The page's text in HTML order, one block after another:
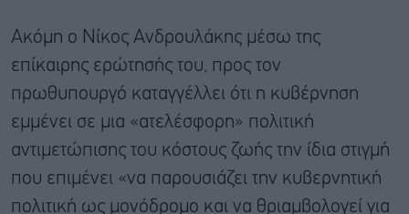
Ακόμη ο Νίκος Ανδρουλάκης μέσω της
επίκαιρης ερώτησής του, προς τον
πρωθυπουργό καταγγέλλει ότι η κυβέρνηση
εμμένει σε μια «ατελέσφορη» πολιτική
αντιμετώπισης του κόστους ζωής την ίδια στιγμή
που επιμένει «να παρουσιάζει την κυβερνητική
πολιτική ως μονόδρομο και να θριαμβολογεί για